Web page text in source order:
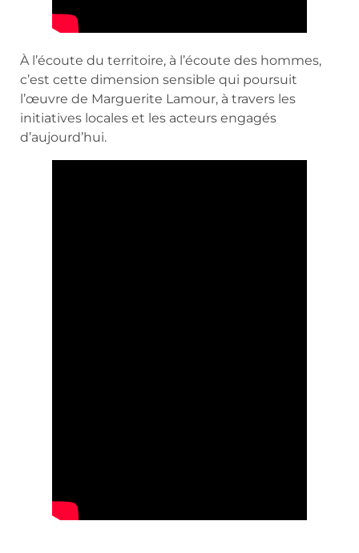
À l’écoute du territoire, à l’écoute des hommes,
c’est cette dimension sensible qui poursuit
l’œuvre de Marguerite Lamour, à travers les
initiatives locales et les acteurs engagés
d’aujourd’hui.